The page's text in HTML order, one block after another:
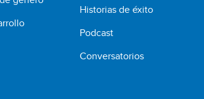
Historias de éxito
Podcast
Conversatorios